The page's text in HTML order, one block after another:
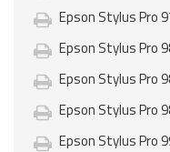
Epson Stylus Pro
Epson Stylus Pro
Epson Stylus Pro
Epson Stylus Pro
Epson Stylus Pro